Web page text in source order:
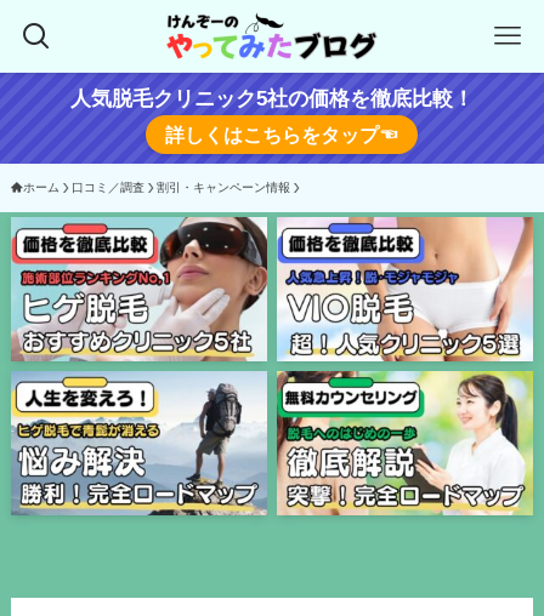
人気脱毛クリニック5社の価格を徹底比較！
詳しくはこちらをタップ☜
ホーム 口コミ／調査 割引・キャンペーン情報